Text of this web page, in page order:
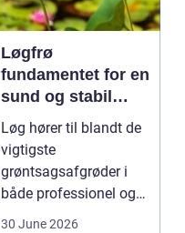
Løgfrø
fundamentet for en
sund og stabil
løgavl
Løg hører til blandt de
vigtigste
grøntsagsafgrøder i
både professionel og
hobbybaseret
30 June 2026